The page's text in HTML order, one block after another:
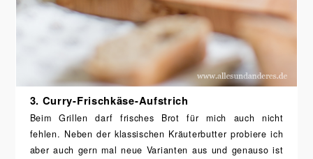
3. Curry-Frischkäse-Aufstrich
Beim Grillen darf frisches Brot für mich auch nicht
fehlen. Neben der klassischen Kräuterbutter probiere ich
aber auch gern mal neue Varianten aus und genauso ist